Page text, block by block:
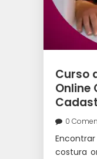
Curso
Online
0
costura